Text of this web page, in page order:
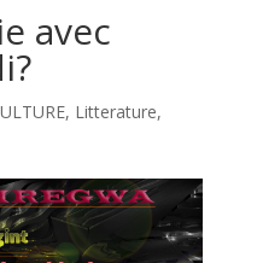
avec
, Litterature,